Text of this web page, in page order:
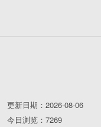
更新日期：2026-08-06
今日浏览：7269